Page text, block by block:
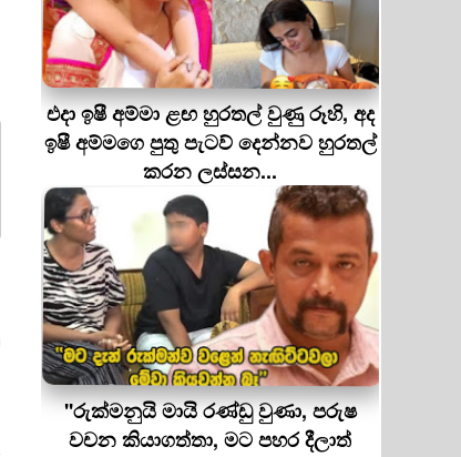
එදා ඉෂී අම්මා ළඟ හුරතල් වුණු රූහි, අද
ඉෂී අම්මගෙ පුතු පැටව් දෙන්නව හුරතල්
කරන ලස්සන...
''රුක්මනුයි මායි රණ්ඩු වුණා, පරුෂ
වචන කියාගත්තා, මට පහර දීලාත්